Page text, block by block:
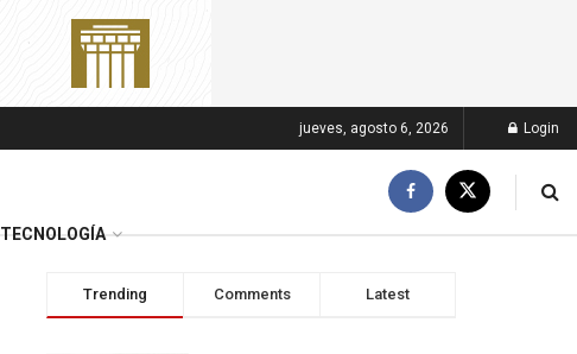
jueves, agosto 6, 2026 Login
TECNOLOGÍA
Trending Comments Latest